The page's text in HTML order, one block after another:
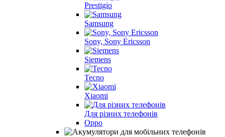
Prestigio
Samsung
Sony, Sony Ericsson
Siemens
Tecno
Xiaomi
Для різних телефонів
Oppo